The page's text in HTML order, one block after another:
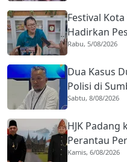
Festival
Hadirkan
Negara
Rabu, 5/08/2026
Dua Kasus
Polisi di
Ada Toleransi
Sabtu, 8/08/2026
HJK Padang
Perantau
Kota
Kamis, 6/08/2026